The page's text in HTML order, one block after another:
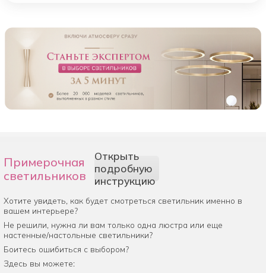
Примерочная
светильников
Открыть
подробную
инструкцию
Хотите увидеть, как будет смотреться светильник именно в
вашем интерьере?
Не решили, нужна ли вам только одна люстра или еще
настенные/настольные светильники?
Боитесь ошибиться с выбором?
Здесь вы можете: